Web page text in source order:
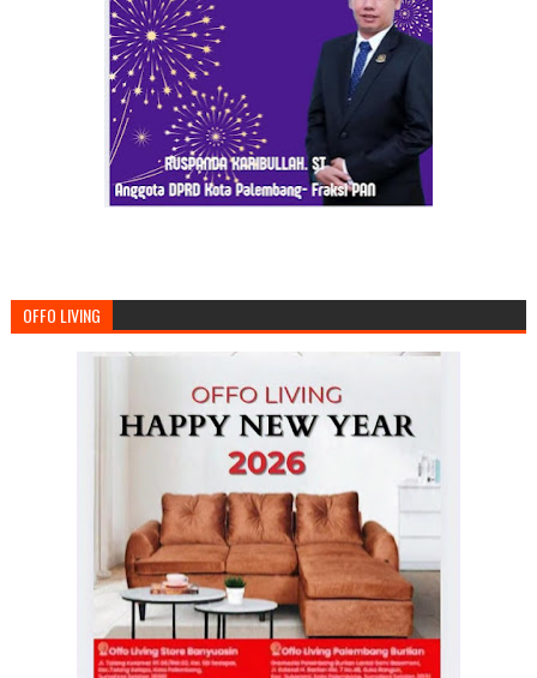
OFFO LIVING